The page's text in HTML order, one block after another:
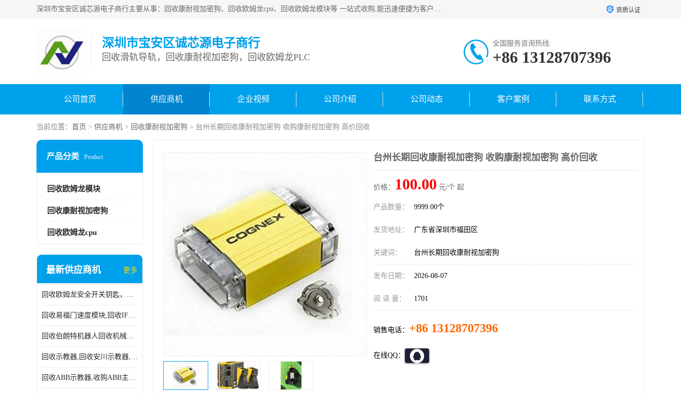
深圳市宝安区诚芯源电子商行主要从事：回收康耐视加密狗、回收欧姆龙cpu、回收欧姆龙模块等 一站式收购,能迅速便捷为客户消化库存、减少仓储、回笼资金，我们交易灵活方便，现金支付，价格优势合理，在业务方面赢得广大客户的一致好评 热情欢迎有库存需要处理的客户 请尽快联系我们 资质认证
深圳市宝安区诚芯源电子商行
回收滑轨导轨，回收康耐视加密狗，回收欧姆龙PLC
全国服务咨询热线:
+86 13128707396
公司首页 供应商机 企业视频 公司介绍 公司动态 客户案例 联系方式
当前位置： 首页 > 供应商机 > 回收康耐视加密狗 > 台州长期回收康耐视加密狗 收购康耐视加密狗 高价回收
产品分类 Product
回收欧姆龙模块
回收康耐视加密狗
回收欧姆龙cpu
最新供应商机 更多
回收欧姆龙安全开关钥匙，回收OMRON安全锁，回收光电传感器
回收易福门速度模块,回收IFM大全,回收易福门AS-iDP模块
回收伯朗特机器人回收机械手臂伯朗特六轴工业机器人
回收示教器,回收安川示教器,回收ABB新旧示教器
回收ABB示教器,收购ABB主机CPU,回收DSQC69示教器
台州长期回收康耐视加密狗 收购康耐视加密狗 高价回收
价格： 100.00 元/个 起
产品数量： 9999.00个
发货地址： 广东省深圳市福田区
关键词： 台州长期回收康耐视加密狗
发布日期： 2026-08-07
阅 读 量： 1701
销售电话： +86 13128707396
在线QQ：